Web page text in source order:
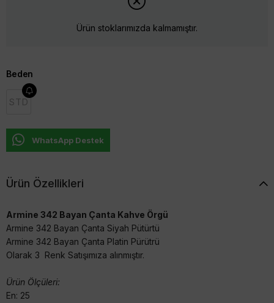
Ürün stoklarımızda kalmamıştır.
Beden
STD
WhatsApp Destek
Ürün Özellikleri
Armine 342 Bayan Çanta Kahve Örgü
Armine 342 Bayan Çanta Siyah Pütürtü
Armine 342 Bayan Çanta Platin Pürütrü
Olarak 3 Renk Satışımıza alınmıştır.
Ürün Ölçüleri:
En: 25